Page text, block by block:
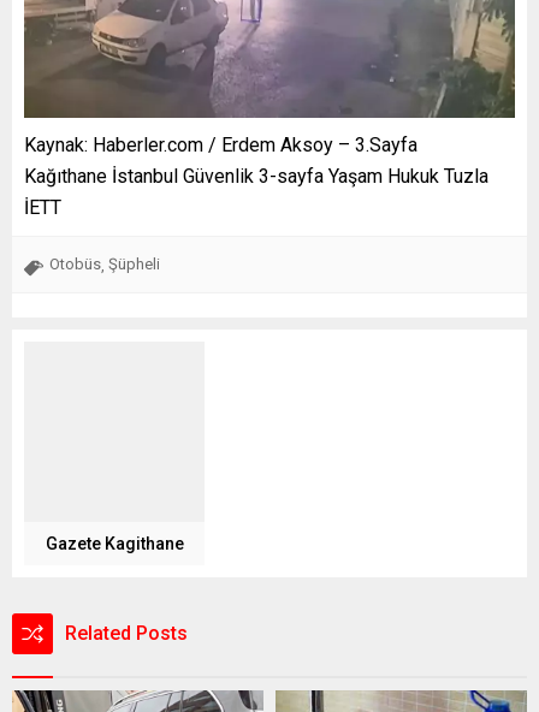
Kaynak: Haberler.com / Erdem Aksoy – 3.Sayfa
Kağıthane İstanbul Güvenlik 3-sayfa Yaşam Hukuk Tuzla
İETT
Otobüs, Şüpheli
Gazete Kagithane
Related Posts